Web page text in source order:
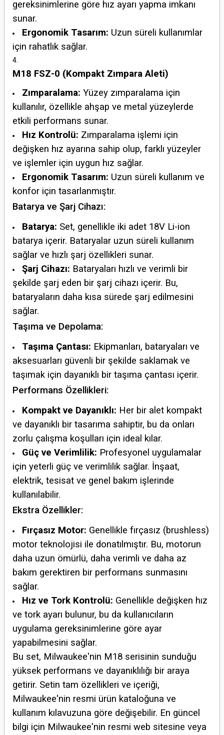
gereksinimlerine göre hız ayarı yapma imkanı
sunar.
Ergonomik Tasarım: Uzun süreli kullanımlar
için rahatlık sağlar.
M18 FSZ-0 (Kompakt Zımpara Aleti)
Zımparalama: Yüzey zımparalama için
kullanılır, özellikle ahşap ve metal yüzeylerde
etkili performans sunar.
Hız Kontrolü: Zımparalama işlemi için
değişken hız ayarına sahip olup, farklı yüzeyler
ve işlemler için uygun hız sağlar.
Ergonomik Tasarım: Uzun süreli kullanım ve
konfor için tasarlanmıştır.
Batarya ve Şarj Cihazı:
Batarya: Set, genellikle iki adet 18V Li-ion
batarya içerir. Bataryalar uzun süreli kullanım
sağlar ve hızlı şarj özellikleri sunar.
Şarj Cihazı: Bataryaları hızlı ve verimli bir
şekilde şarj eden bir şarj cihazı içerir. Bu,
bataryaların daha kısa sürede şarj edilmesini
sağlar.
Taşıma ve Depolama:
Taşıma Çantası: Ekipmanları, bataryaları ve
aksesuarları güvenli bir şekilde saklamak ve
taşımak için dayanıklı bir taşıma çantası içerir.
Performans Özellikleri:
Kompakt ve Dayanıklı: Her bir alet kompakt
ve dayanıklı bir tasarıma sahiptir, bu da onları
zorlu çalışma koşulları için ideal kılar.
Güç ve Verimlilik: Profesyonel uygulamalar
için yeterli güç ve verimlilik sağlar. İnşaat,
elektrik, tesisat ve genel bakım işlerinde
kullanılabilir.
Ekstra Özellikler:
Fırçasız Motor: Genellikle fırçasız (brushless)
motor teknolojisi ile donatılmıştır. Bu, motorun
daha uzun ömürlü, daha verimli ve daha az
bakım gerektiren bir performans sunmasını
sağlar.
Hız ve Tork Kontrolü: Genellikle değişken hız
ve tork ayarı bulunur, bu da kullanıcıların
uygulama gereksinimlerine göre ayar
yapabilmesini sağlar.
Bu set, Milwaukee'nin M18 serisinin sunduğu
yüksek performans ve dayanıklılığı bir araya
getirir. Setin tam özellikleri ve içeriği,
Milwaukee'nin resmi ürün kataloğuna ve
kullanım kılavuzuna göre değişebilir. En güncel
bilgi için Milwaukee'nin resmi web sitesine veya